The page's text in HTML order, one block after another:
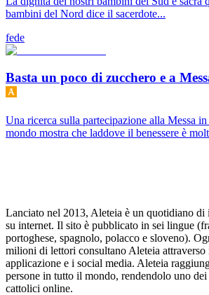
bambini del Nord dice il sacerdote...
fede
Basta un poco di zucchero e a
Una ricerca sulla partecipazione alla Messa
mondo mostra che laddove il benessere è
Lanciato nel 2013, Aleteia è un quotidiano
su internet. Il sito è pubblicato in sei lingue
portoghese, spagnolo, polacco e sloveno).
milioni di lettori consultano Aleteia attraverso
applicazione e i social media. Aleteia
persone in tutto il mondo, rendendolo uno dei
cattolici online.